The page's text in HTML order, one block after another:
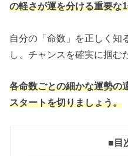
の軽さが運を分ける重要な
自分の「命数」を正しく知
し、チャンスを確実に掴む
各命数ごとの細かな運勢の
スタートを切りましょう。
■目